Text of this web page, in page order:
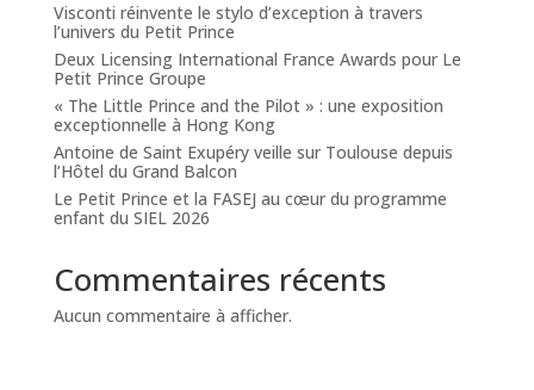
Visconti réinvente le stylo d’exception à travers
l’univers du Petit Prince
Deux Licensing International France Awards pour Le
Petit Prince Groupe
« The Little Prince and the Pilot » : une exposition
exceptionnelle à Hong Kong
Antoine de Saint Exupéry veille sur Toulouse depuis
l’Hôtel du Grand Balcon
Le Petit Prince et la FASEJ au cœur du programme
enfant du SIEL 2026
Commentaires récents
Aucun commentaire à afficher.